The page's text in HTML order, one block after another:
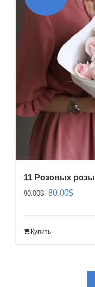
11 Розовых розы
90.00$ 80.00$
Купить